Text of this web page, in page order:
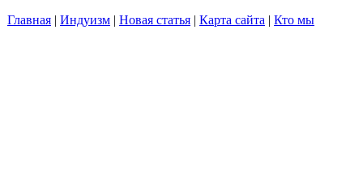
Главная | Индуизм | Новая статья | Карта сайта | Кто мы